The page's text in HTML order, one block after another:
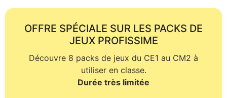
OFFRE SPÉCIALE SUR LES PACKS DE
JEUX PROFISSIME
Découvre 8 packs de jeux du CE1 au CM2 à
utiliser en classe.
Durée très limitée